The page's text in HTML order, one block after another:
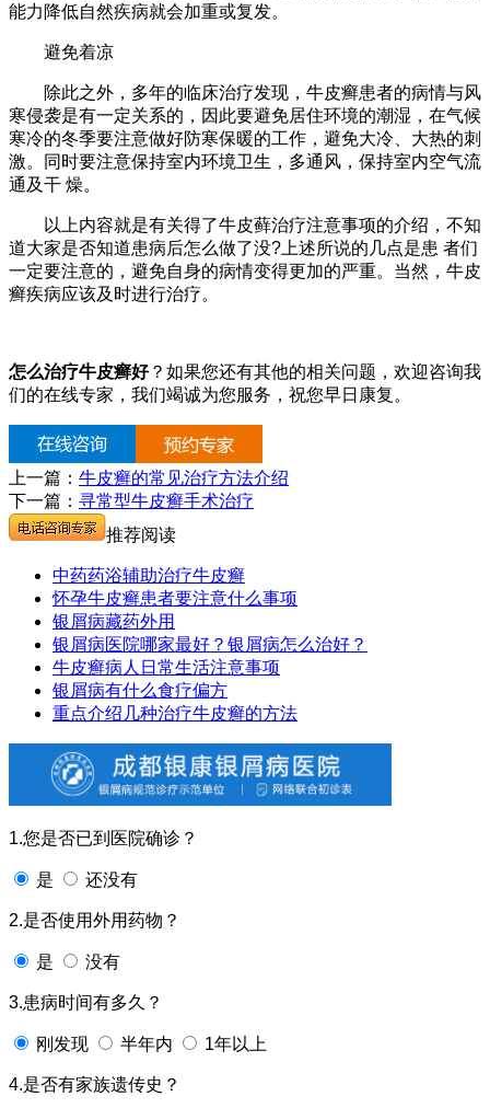
能力降低自然疾病就会加重或复发。
避免着凉
除此之外，多年的临床治疗发现，牛皮癣患者的病情与风
寒侵袭是有一定关系的，因此要避免居住环境的潮湿，在气候
寒冷的冬季要注意做好防寒保暖的工作，避免大冷、大热的刺
激。同时要注意保持室内环境卫生，多通风，保持室内空气流
通及干 燥。
以上内容就是有关得了牛皮藓治疗注意事项的介绍，不知
道大家是否知道患病后怎么做了没?上述所说的几点是患 者们
一定要注意的，避免自身的病情变得更加的严重。当然，牛皮
癣疾病应该及时进行治疗。
怎么治疗牛皮癣好？如果您还有其他的相关问题，欢迎咨询我
们的在线专家，我们竭诚为您服务，祝您早日康复。
上一篇： 牛皮癣的常见治疗方法介绍
下一篇： 寻常型牛皮癣手术治疗
推荐阅读
中药药浴辅助治疗牛皮癣
怀孕牛皮癣患者要注意什么事项
银屑病藏药外用
银屑病医院哪家最好？银屑病怎么治好？
牛皮癣病人日常生活注意事项
银屑病有什么食疗偏方
重点介绍几种治疗牛皮癣的方法
1.您是否已到医院确诊？
是 还没有
2.是否使用外用药物？
是 没有
3.患病时间有多久？
刚发现 半年内 1年以上
4.是否有家族遗传史？